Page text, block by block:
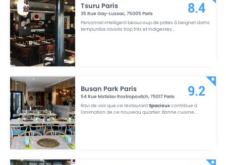
Tsuru Paris
35 Rue Gay-Lussac,75005Paris
Personnel intelligent beaucoup de pâtes à beignet dams
tempurdas raviolis trop frits et Indigestes...
8.4
Busan Park Paris
54 Rue Mstislav Rostropovitch,75017Paris
Ravi de voir que ce restaurantSpacieuxcontribue à
l'animation de ce nouveau quartier. Bonne cuisine....
9.2